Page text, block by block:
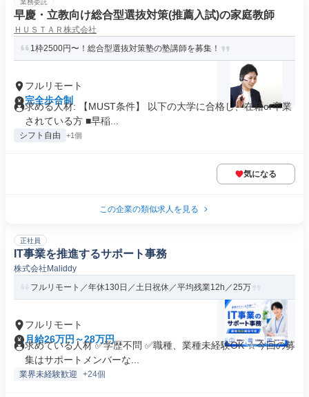
業務委託
早慶・立教向け総合型選抜対策(推薦入試)の家庭教師
ＨＵＳＴＡＲ株式会社
1枠2500円〜！総合型選抜対策塾の塾講師を募集！
フルリモート
完全歩合制
求める人材: 【MUST条件】 以下の大学に合格し、在籍or卒業
されている方 ■早稲...
シフト自由 +1個
気になる
この企業の類似求人を見る
正社員
IT事業を推進するサポート事務
株式会社Maliddy
フルリモート／年休130日／土日祝休／平均残業12h／25万
フルリモート
月給26万円～28万円
求めている人材 ✅学歴不問 ✅職種、業種未経験OK ☆今回の募
集はサポートメンバーな...
業界未経験歓迎 +24個